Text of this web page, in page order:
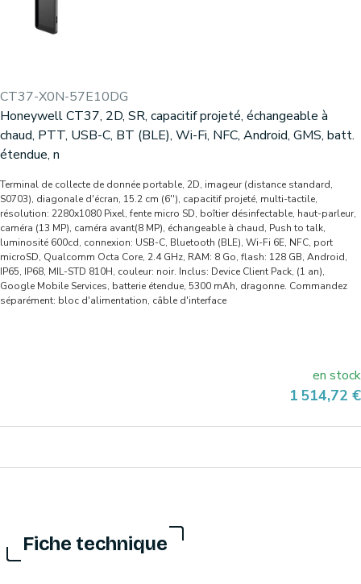
CT37-X0N-57E10DG
Honeywell CT37, 2D, SR, capacitif projeté, échangeable à
chaud, PTT, USB-C, BT (BLE), Wi-Fi, NFC, Android, GMS, batt.
étendue, n
Terminal de collecte de donnée portable, 2D, imageur (distance standard,
S0703), diagonale d'écran, 15.2 cm (6''), capacitif projeté, multi-tactile,
résolution: 2280x1080 Pixel, fente micro SD, boîtier désinfectable, haut-parleur,
caméra (13 MP), caméra avant(8 MP), échangeable à chaud, Push to talk,
luminosité 600cd, connexion: USB-C, Bluetooth (BLE), Wi-Fi 6E, NFC, port
microSD, Qualcomm Octa Core, 2.4 GHz, RAM: 8 Go, flash: 128 GB, Android,
IP65, IP68, MIL-STD 810H, couleur: noir. Inclus: Device Client Pack, (1 an),
Google Mobile Services, batterie étendue, 5300 mAh, dragonne. Commandez
séparément: bloc d'alimentation, câble d'interface
en stock
Prix
1 514,72 €
Fiche technique